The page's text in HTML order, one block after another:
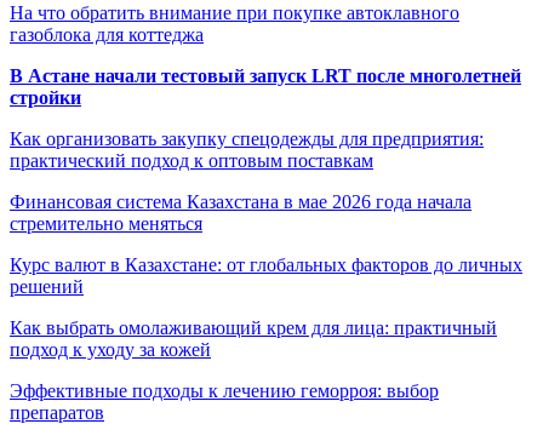
На что обратить внимание при покупке автоклавного
газоблока для коттеджа
В Астане начали тестовый запуск LRT после многолетней
стройки
Как организовать закупку спецодежды для предприятия:
практический подход к оптовым поставкам
Финансовая система Казахстана в мае 2026 года начала
стремительно меняться
Курс валют в Казахстане: от глобальных факторов до личных
решений
Как выбрать омолаживающий крем для лица: практичный
подход к уходу за кожей
Эффективные подходы к лечению геморроя: выбор
препаратов